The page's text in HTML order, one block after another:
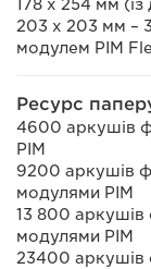
178 х 254 мм
203 x 203 мм –
модулем PIM
Ресурс
4600 аркушів
PIM
9200 аркушів
модулями PIM
13 800
модулями PIM
23400 аркушів